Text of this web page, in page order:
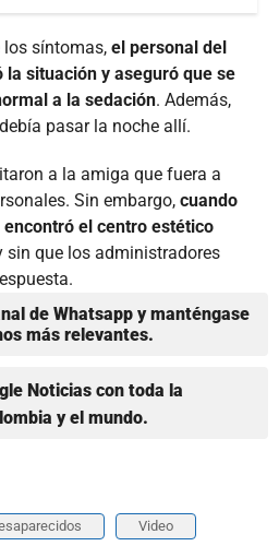
los síntomas, el personal del
situación y aseguró que se
a la sedación. Además,
pasar la noche allí.
a la amiga que fuera a
Sin embargo, cuando
el centro estético
sin que los administradores
de Whatsapp y manténgase
más relevantes.
Noticias con toda la
y el mundo.
Video